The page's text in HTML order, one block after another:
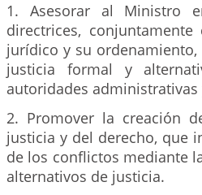
1. Asesorar al Ministro
directrices,
jurídico y su
justicia formal y
autoridades
2. Promover la creación
justicia y del derecho, que
de los conflictos mediante
alternativos de justicia.